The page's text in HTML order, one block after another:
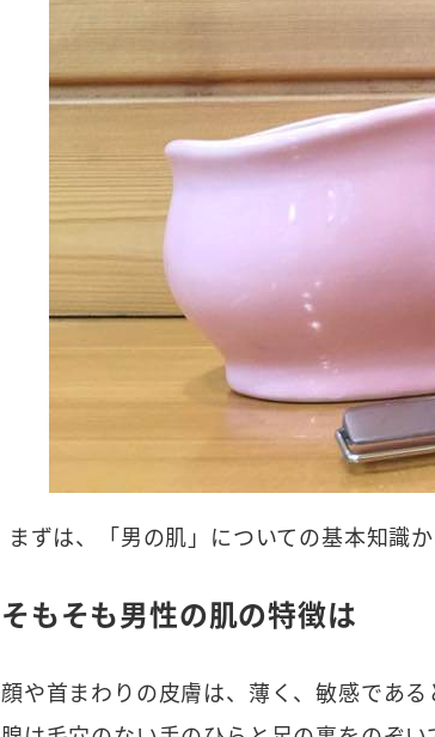
まずは、「男の肌」についての基本知識か
そもそも男性の肌の特徴は
顔や首まわりの皮膚は、薄く、敏感であ